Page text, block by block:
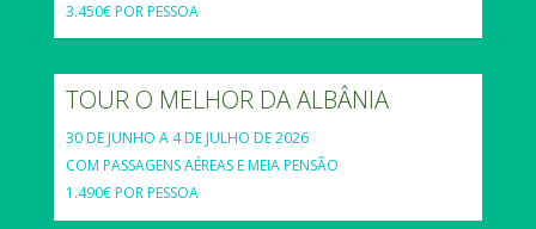
3.450€ POR PESSOA
TOUR O MELHOR DA ALBÂNIA
30 DE JUNHO A 4 DE JULHO DE 2026
COM PASSAGENS AÉREAS E MEIA PENSÃO
1.490€ POR PESSOA